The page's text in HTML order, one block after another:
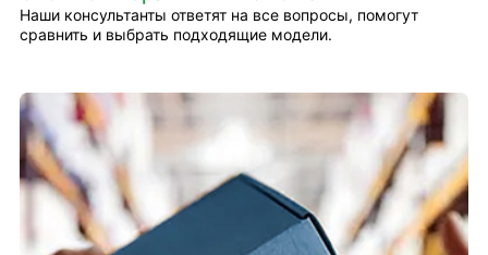
Наши консультанты ответят на все вопросы, помогут
сравнить и выбрать подходящие модели.